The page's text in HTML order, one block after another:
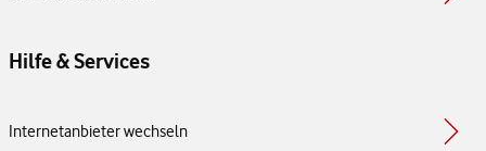
Hilfe & Services
Internetanbieter wechseln